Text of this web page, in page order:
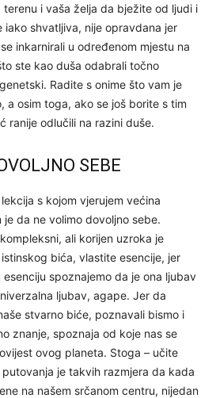
terenu i vaša želja da bježite od ljudi i
iako shvatljiva, nije opravdana jer
inkarnirali u određenom mjestu na
ste kao duša odabrali točno
Radite s onime što vam je
a osim toga, ako se još borite s tim
ranije odlučili na razini duše.
SEBE
s kojom vjerujem većina
da ne volimo dovoljno sebe.
ali korijen uzroka je
bića, vlastite esencije, jer
spoznajemo da je ona ljubav
ljubav, agape. Jer da
stvarno biće, poznavali bismo i
znanje, spoznaja od koje nas se
ovog planeta. Stoga – učite
je takvih razmjera da kada
na našem srčanom centru, nijedan